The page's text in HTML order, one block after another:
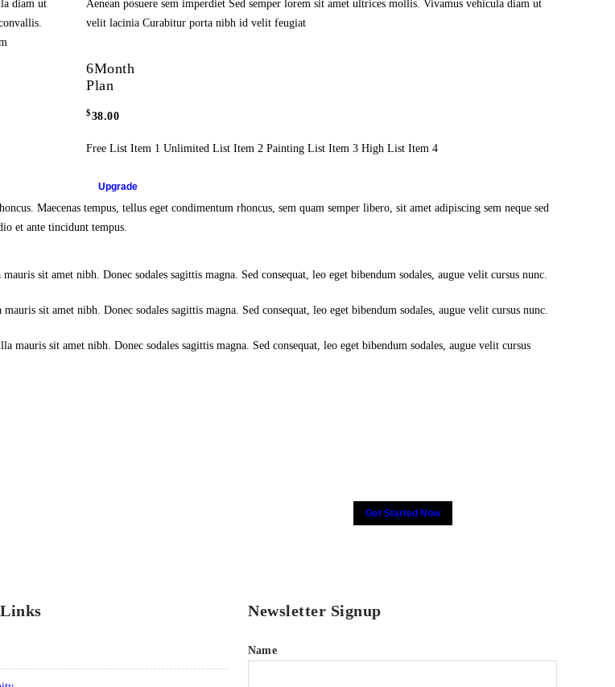
diam ut
Aenean posuere sem imperdiet Sed semper lorem sit amet ultrices mollis. Vivamus vehicula diam ut
velit lacinia Curabitur porta nibh id velit feugiat
6Month
Plan
$38.00
Free List Item 1 Unlimited List Item 2 Painting List Item 3 High List Item 4
Upgrade
Maecenas tempus, tellus eget condimentum rhoncus, sem quam semper libero, sit amet adipiscing sem neque sed
et ante tincidunt tempus.
sit amet nibh. Donec sodales sagittis magna. Sed consequat, leo eget bibendum sodales, augue velit cursus nunc.
sit amet nibh. Donec sodales sagittis magna. Sed consequat, leo eget bibendum sodales, augue velit cursus nunc.
sit amet nibh. Donec sodales sagittis magna. Sed consequat, leo eget bibendum sodales, augue velit cursus
Get Started Now
Newsletter Signup
Name